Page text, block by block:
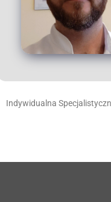
Indywidualna